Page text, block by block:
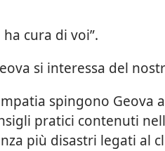
cura di voi”.
si interessa del
spingono
pratici contenuti
più disastri legati al